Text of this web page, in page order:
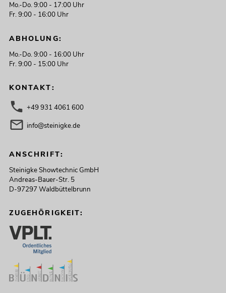
Mo.-Do. 9:00 - 17:00 Uhr
Fr. 9:00 - 16:00 Uhr
ABHOLUNG:
Mo.-Do. 9:00 - 16:00 Uhr
Fr. 9:00 - 15:00 Uhr
KONTAKT:
+49 931 4061 600
info@steinigke.de
ANSCHRIFT:
Steinigke Showtechnic GmbH
Andreas-Bauer-Str. 5
D-97297 Waldbüttelbrunn
ZUGEHÖRIGKEIT: